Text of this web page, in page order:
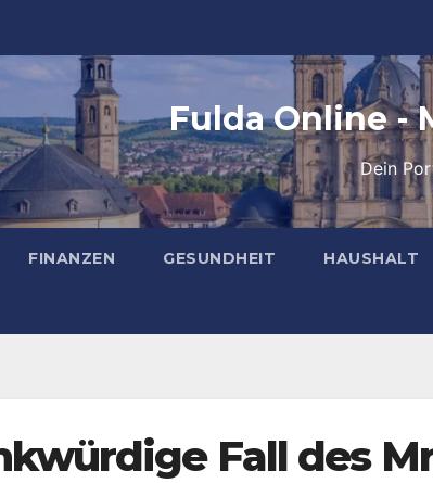
Fulda Online -
Dein
FINANZEN GESUNDHEIT HAUSHALT
Fall des